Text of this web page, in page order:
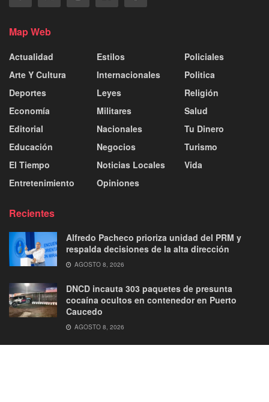
Map Web
Actualidad
Arte Y Cultura
Deportes
Economía
Editorial
Educación
El Tiempo
Entretenimiento
Estilos
Internacionales
Leyes
Militares
Nacionales
Negocios
Noticias Locales
Opiniones
Policiales
Politica
Religión
Salud
Tu Dinero
Turismo
Vida
Recientes
Alfredo Pacheco prioriza unidad del PRM y
respalda decisiones de la alta dirección
AGOSTO 8, 2026
DNCD incauta 303 paquetes de presunta
cocaína ocultos en contenedor en Puerto
Caucedo
AGOSTO 8, 2026